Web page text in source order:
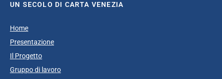
UN SECOLO DI CARTA VENEZIA
Home
Presentazione
Il Progetto
Gruppo di lavoro